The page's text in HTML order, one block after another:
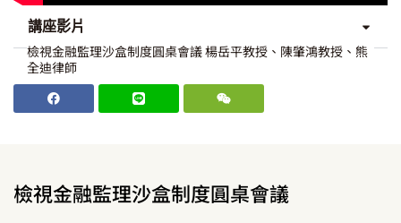
講座影片
檢視金融監理沙盒制度圓桌會議 楊岳平教授、陳肇鴻教授、熊
全迪律師
檢視金融監理沙盒制度圓桌會議